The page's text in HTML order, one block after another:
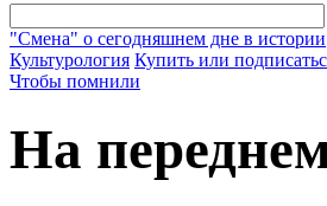
"Смена" о сегодняшнем дне в истории
Культурология Купить или
Чтобы помнили
На